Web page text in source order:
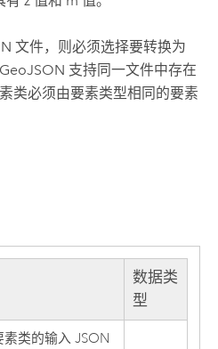
文件，则必须选择要转换为
支持同一文件中存在
类必须由要素类型相同的要素
数据类
型
类的输入 JSON